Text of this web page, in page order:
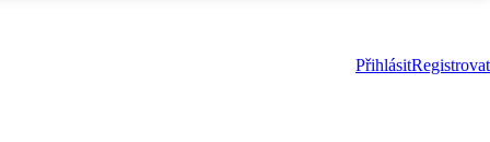
PřihlásitRegistrovat